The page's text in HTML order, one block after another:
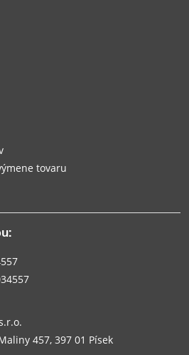
tovaru
457, 397 01 Písek